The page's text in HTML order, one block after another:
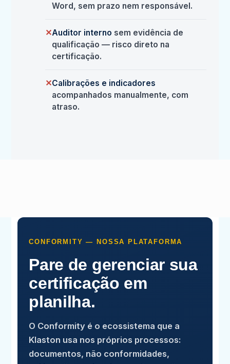
Word, sem prazo nem responsável.
✕Auditor interno sem evidência de
qualificação — risco direto na
certificação.
✕Calibrações e indicadores
acompanhados manualmente, com
atraso.
CONFORMITY — NOSSA PLATAFORMA
Pare de gerenciar sua
certificação em
planilha.
O Conformity é o ecossistema que a
Klaston usa nos próprios processos:
documentos, não conformidades,